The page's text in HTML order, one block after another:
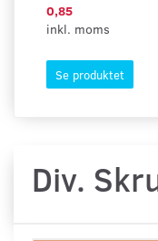
0,85
inkl. moms
Se produktet
Div.